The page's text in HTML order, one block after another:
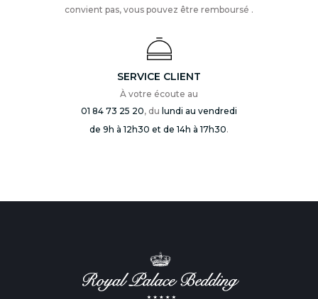
convient pas, vous pouvez être remboursé .
SERVICE CLIENT
À votre écoute au
01 84 73 25 20, du lundi au vendredi
de 9h à 12h30 et de 14h à 17h30.